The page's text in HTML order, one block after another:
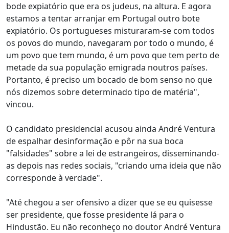
bode expiatório que era os judeus, na altura. E agora
estamos a tentar arranjar em Portugal outro bote
expiatório. Os portugueses misturaram-se com todos
os povos do mundo, navegaram por todo o mundo, é
um povo que tem mundo, é um povo que tem perto de
metade da sua população emigrada noutros países.
Portanto, é preciso um bocado de bom senso no que
nós dizemos sobre determinado tipo de matéria",
vincou.
O candidato presidencial acusou ainda André Ventura
de espalhar desinformação e pôr na sua boca
"falsidades" sobre a lei de estrangeiros, disseminando-
as depois nas redes sociais, "criando uma ideia que não
corresponde à verdade".
"Até chegou a ser ofensivo a dizer que se eu quisesse
ser presidente, que fosse presidente lá para o
Hindustão. Eu não reconheço no doutor André Ventura